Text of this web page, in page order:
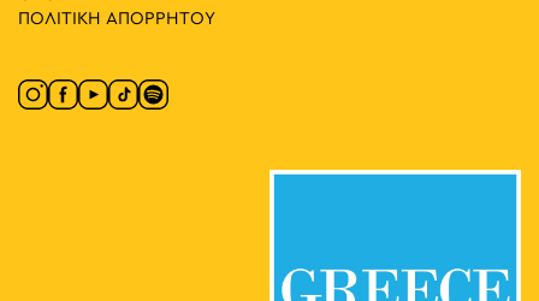
ΠΟΛΙΤΙΚΗ ΑΠΟΡΡΗΤΟΥ